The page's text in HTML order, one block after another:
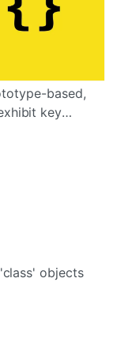
based,
key
objects